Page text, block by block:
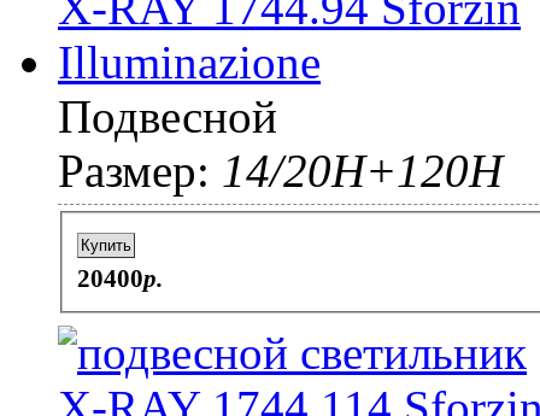
Подвесной
Размер: 14/20Н+120Н
Купить
20400p.